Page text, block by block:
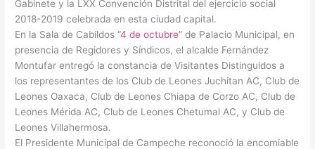
Gabinete y la LXX Convención Distrital del ejercicio social
2018-2019 celebrada en esta ciudad capital.
En la Sala de Cabildos “4 de octubre” de Palacio Municipal, en
presencia de Regidores y Síndicos, el alcalde Fernández
Montufar entregó la constancia de Visitantes Distinguidos a
los representantes de los Club de Leones Juchitan AC, Club de
Leones Oaxaca, Club de Leones Chiapa de Corzo AC, Club de
Leones Mérida AC, Club de Leones Chetumal AC, y Club de
Leones Villahermosa.
El Presidente Municipal de Campeche reconoció la encomiable